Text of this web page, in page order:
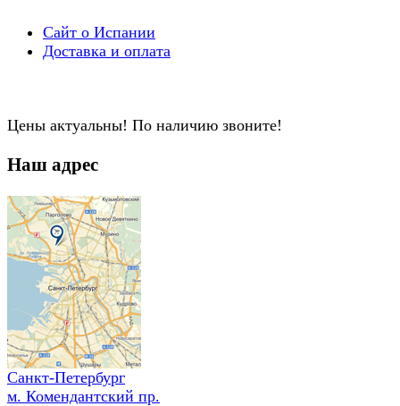
Сайт о Испании
Доставка и оплата
Цены актуальны! По наличию звоните!
Наш адрес
Санкт-Петербург
м. Комендантский пр.